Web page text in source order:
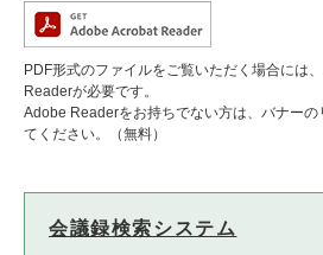
PDF形式のファイルをご覧いただく場合には
Readerが必要です。
Adobe Readerをお持ちでない方は、バナーの
てください。（無料）
会議録検索システム